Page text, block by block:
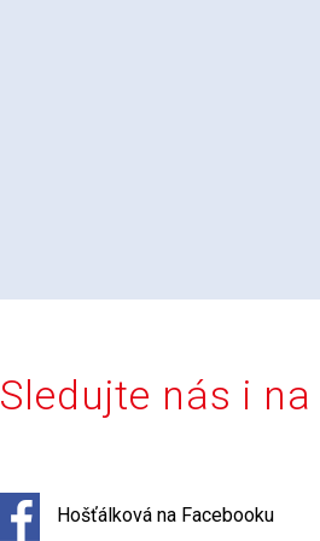
Sledujte nás i
Hošťálková na Facebooku